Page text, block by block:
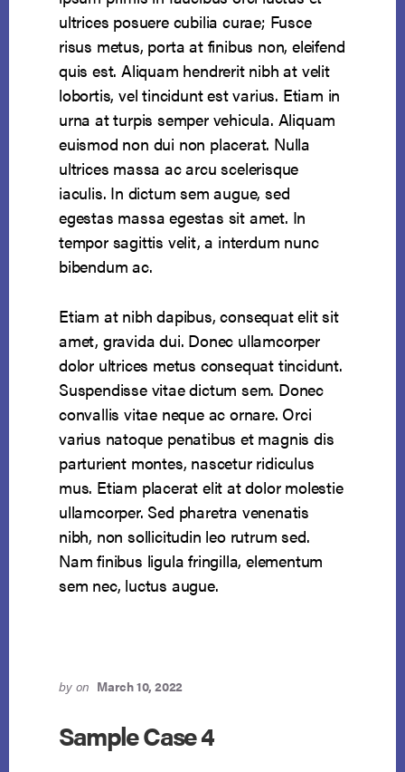
ultrices posuere cubilia curae; Fusce
risus metus, porta at finibus non, eleifend
quis est. Aliquam hendrerit nibh at velit
lobortis, vel tincidunt est varius. Etiam in
urna at turpis semper vehicula. Aliquam
euismod non dui non placerat. Nulla
ultrices massa ac arcu scelerisque
iaculis. In dictum sem augue, sed
egestas massa egestas sit amet. In
tempor sagittis velit, a interdum nunc
bibendum ac.
Etiam at nibh dapibus, consequat elit sit
amet, gravida dui. Donec ullamcorper
dolor ultrices metus consequat tincidunt.
Suspendisse vitae dictum sem. Donec
convallis vitae neque ac ornare. Orci
varius natoque penatibus et magnis dis
parturient montes, nascetur ridiculus
mus. Etiam placerat elit at dolor molestie
ullamcorper. Sed pharetra venenatis
nibh, non sollicitudin leo rutrum sed.
Nam finibus ligula fringilla, elementum
sem nec, luctus augue.
by on March 10, 2022
Sample Case 4